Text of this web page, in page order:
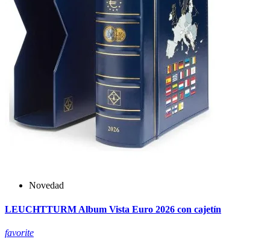
Novedad
LEUCHTTURM Album Vista Euro 2026 con cajetín
favorite